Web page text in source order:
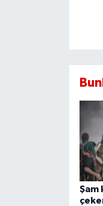
Şam